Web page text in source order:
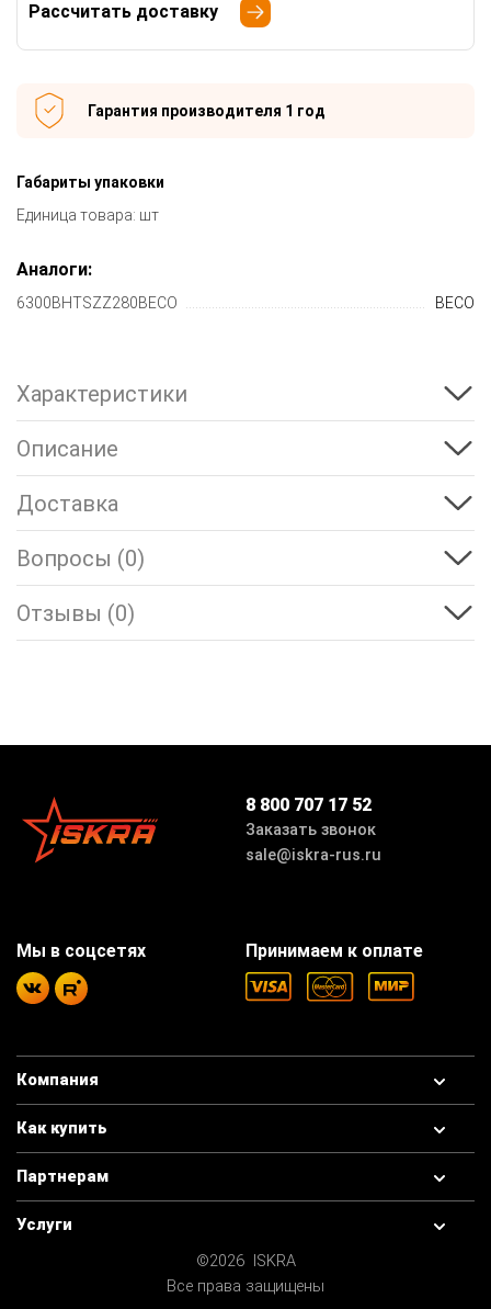
Рассчитать доставку
Гарантия производителя 1 год
Габариты упаковки
Единица товара: шт
Аналоги:
6300BHTSZZ280BECO BECO
Характеристики
Описание
Доставка
Вопросы (0)
Отзывы (0)
8 800 707 17 52
Заказать звонок
sale@iskra-rus.ru
Компания
Как купить
Партнерам
Услуги
©2026 ISKRA
Все права защищены
Принимаем к оплате
Мы в соцсетях